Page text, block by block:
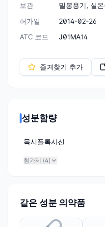
보관
밀봉용기, 실
허가일
2014-02-26
ATC 코드
J01MA14
즐겨찾기 추가
성분함량
목시플록사신
첨가제 (4)
같은 성분 의약품